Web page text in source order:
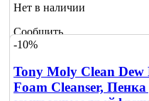
Нет в наличии
Сообщить
о наличии
-10%
Tony Moly Clean
Foam Cleanser,